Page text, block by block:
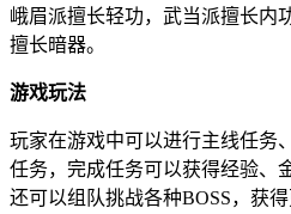
峨眉派擅长轻功，武当派擅长内
擅长暗器。
游戏玩法
玩家在游戏中可以进行主线任务
任务，完成任务可以获得经验、
还可以组队挑战各种BOSS，获